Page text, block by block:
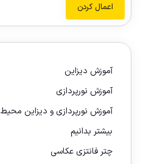
اعمال کردن
آموزش دیزاین
آموزش نورپردازی
آموزش نورپردازی و دیزاین محیط
بیشتر بدانیم
چتر فانتزی عکاسی